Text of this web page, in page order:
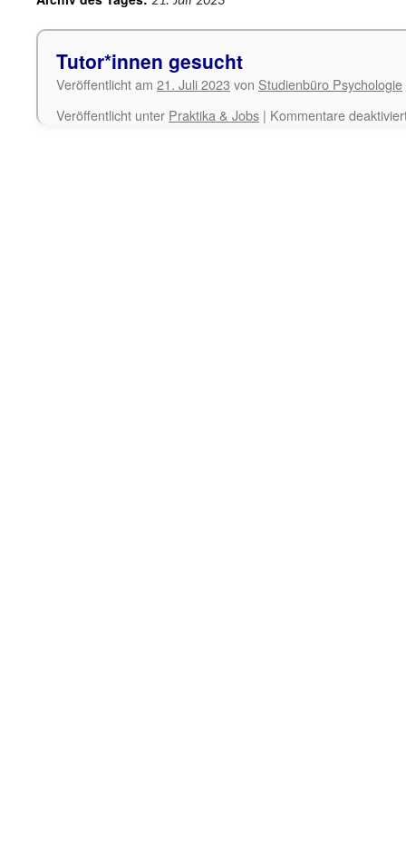
Tutor*innen gesucht
Veröffentlicht am 21. Juli 2023 von Studienbüro Psychologie
Veröffentlicht unter Praktika & Jobs | Kommentare